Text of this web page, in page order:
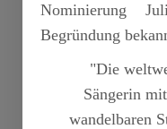
Nominierung
Begründung
"Die
Sängerin
wandelbaren